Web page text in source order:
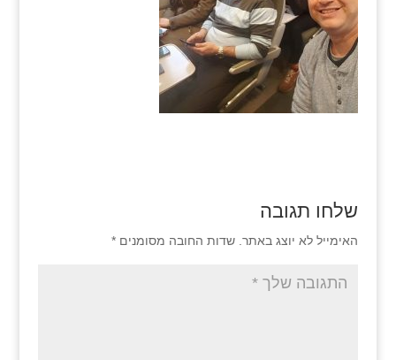
שלחו תגובה
האימייל לא יוצג באתר. שדות החובה מסומנים *